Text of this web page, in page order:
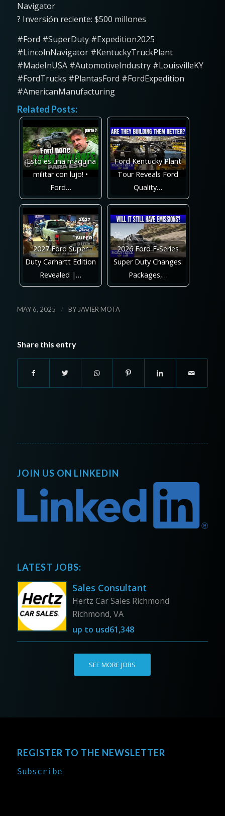
Navigator
? Inversión reciente: $500 millones
#Ford #SuperDuty #Expedition2025
#LincolnNavigator #KentuckyTruckPlant
#MadeInUSA #AutomotiveIndustry #LouisvilleKY
#FordTrucks #PlantasFord #FordExpedition
#AmericanManufacturing
Related Posts:
¡Esto es una máquina
militar con lujo! •
Ford…
Ford Kentucky Plant
Tour Reveals Ford
Quality…
2027 Ford Super
Duty Carhartt Edition
Revealed |…
2026 Ford F-Series
Super Duty Changes:
Packages,…
MAY 6, 2025 / BY JAVIER MOTA
Share this entry
JOIN US ON LINKEDIN
LATEST JOBS:
Sales Consultant
Hertz Car Sales Richmond
Richmond, VA
up to usd61,348
SEE MORE JOBS
REGISTER TO THE NEWSLETTER
Subscribe